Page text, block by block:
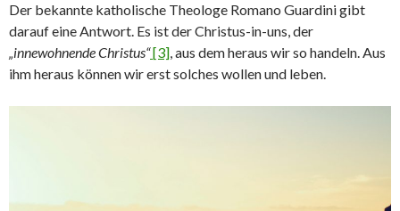
Der bekannte katholische Theologe Romano Guardini gibt
darauf eine Antwort. Es ist der Christus-in-uns, der
„innewohnende Christus“[3], aus dem heraus wir so handeln. Aus
ihm heraus können wir erst solches wollen und leben.